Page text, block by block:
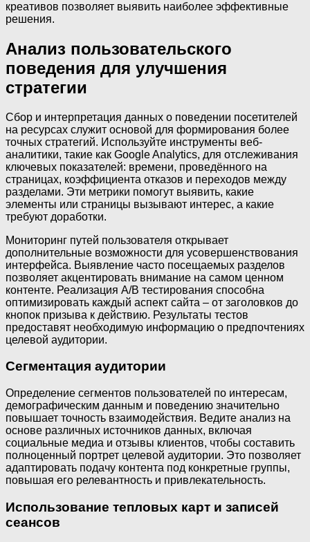
креативов позволяет выявить наиболее эффективные
решения.
Анализ пользовательского
поведения для улучшения
стратегии
Сбор и интерпретация данных о поведении посетителей
на ресурсах служит основой для формирования более
точных стратегий. Используйте инструменты веб-
аналитики, такие как Google Analytics, для отслеживания
ключевых показателей: времени, проведённого на
страницах, коэффициента отказов и переходов между
разделами. Эти метрики помогут выявить, какие
элементы или страницы вызывают интерес, а какие
требуют доработки.
Мониторинг путей пользователя открывает
дополнительные возможности для усовершенствования
интерфейса. Выявление часто посещаемых разделов
позволяет акцентировать внимание на самом ценном
контенте. Реализация A/B тестирования способна
оптимизировать каждый аспект сайта – от заголовков до
кнопок призыва к действию. Результаты тестов
предоставят необходимую информацию о предпочтениях
целевой аудитории.
Сегментация аудитории
Определение сегментов пользователей по интересам,
демографическим данным и поведению значительно
повышает точность взаимодействия. Ведите анализ на
основе различных источников данных, включая
социальные медиа и отзывы клиентов, чтобы составить
полноценный портрет целевой аудитории. Это позволяет
адаптировать подачу контента под конкретные группы,
повышая его релевантность и привлекательность.
Использование тепловых карт и записей
сеансов